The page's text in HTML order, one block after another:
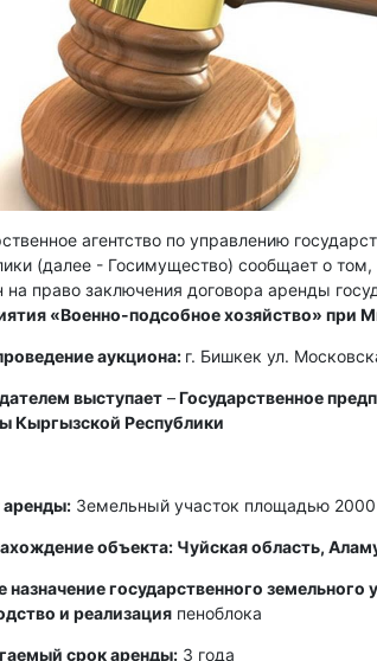
агентство по управлению
(далее - Госимущество) сообщает о
на право заключения договора аренды
«Военно-подсобное хозяйство» при
аукциона: г. Бишкек ул.
выступает –Государственное
Кыргызской Республики
Земельный участок площадью
объекта: Чуйская область,
назначение государственного
и реализация пеноблока
срок аренды: 3 года